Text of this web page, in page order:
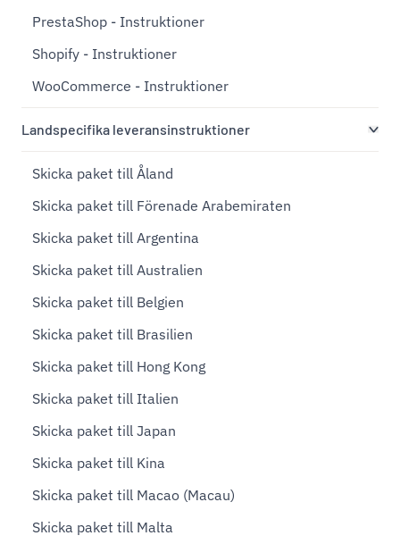
PrestaShop - Instruktioner
Shopify - Instruktioner
WooCommerce - Instruktioner
Landspecifika leveransinstruktioner
Skicka paket till Åland
Skicka paket till Förenade Arabemiraten
Skicka paket till Argentina
Skicka paket till Australien
Skicka paket till Belgien
Skicka paket till Brasilien
Skicka paket till Hong Kong
Skicka paket till Italien
Skicka paket till Japan
Skicka paket till Kina
Skicka paket till Macao (Macau)
Skicka paket till Malta